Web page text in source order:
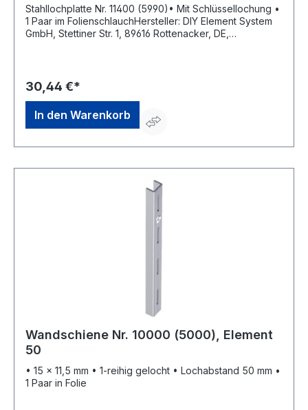
Stahllochplatte Nr. 11400 (5990)• Mit Schlüssellochung •
1 Paar im FolienschlauchHersteller: DIY Element System
GmbH, Stettiner Str. 1, 89616 Rottenacker, DE,
30,44 €*
In den Warenkorb
Wandschiene Nr. 10000 (5000), Element
50
• 15 x 11,5 mm • 1-reihig gelocht • Lochabstand 50 mm •
1 Paar in Folie